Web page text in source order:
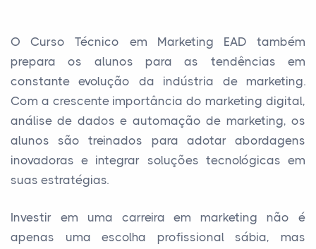
O Curso Técnico em Marketing EAD também
prepara os alunos para as tendências em
constante evolução da indústria de marketing.
Com a crescente importância do marketing digital,
análise de dados e automação de marketing, os
alunos são treinados para adotar abordagens
inovadoras e integrar soluções tecnológicas em
suas estratégias.
Investir em uma carreira em marketing não é
apenas uma escolha profissional sábia, mas